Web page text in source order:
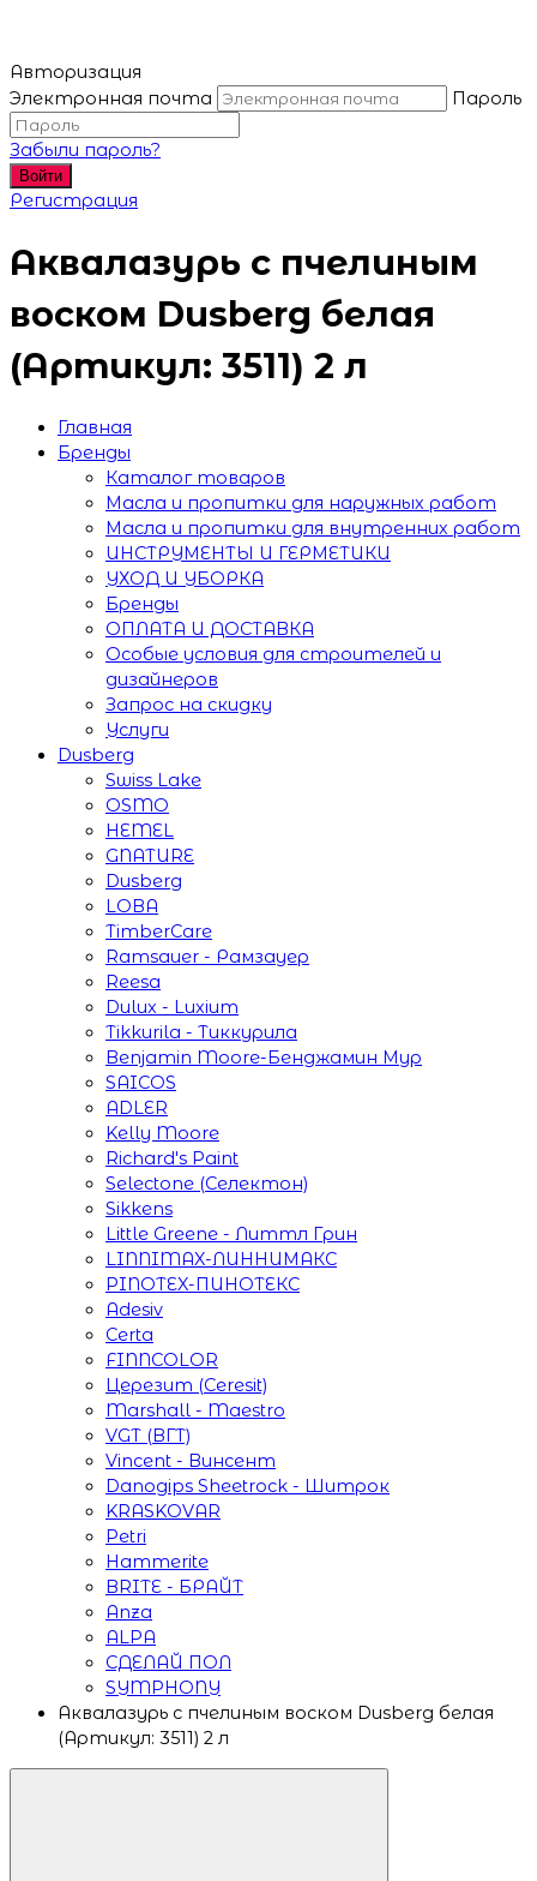
Авторизация
Электронная почта
Пароль
Забыли пароль?
Войти
Регистрация
Аквалазурь с пчелиным
воском Dusberg белая
(Артикул: 3511) 2 л
Главная
Бренды
Каталог товаров
Масла и пропитки для наружных работ
Масла и пропитки для внутренних работ
ИНСТРУМЕНТЫ И ГЕРМЕТИКИ
УХОД И УБОРКА
Бренды
ОПЛАТА И ДОСТАВКА
Особые условия для строителей и
дизайнеров
Запрос на скидку
Услуги
Dusberg
Swiss Lake
OSMO
HEMEL
GNATURE
Dusberg
LOBA
TimberCare
Ramsauer - Рамзауер
Reesa
Dulux - Luxium
Tikkurila - Тиккурила
Benjamin Moore-Бенджамин Мур
SAICOS
ADLER
Kelly Moore
Richard's Paint
Selectone (Селектон)
Sikkens
Little Greene - Литтл Грин
LINNIMAX-ЛИННИМАКС
PINOTEX-ПИНОТЕКС
Adesiv
Certa
FINNCOLOR
Церезит (Ceresit)
Marshall - Maestro
VGT (ВГТ)
Vincent - Винсент
Danogips Sheetrock - Шитрок
KRASKOVAR
Petri
Hammerite
BRITE - БРАЙТ
Anza
ALPA
СДЕЛАЙ ПОЛ
SYMPHONY
Аквалазурь с пчелиным воском Dusberg белая
(Артикул: 3511) 2 л